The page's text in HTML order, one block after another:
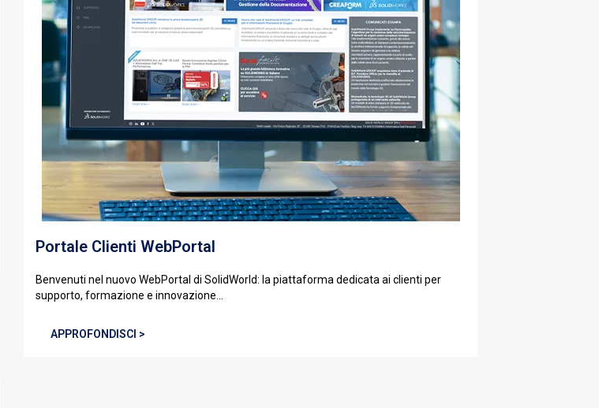
Portale Clienti WebPortal
Benvenuti nel nuovo WebPortal di SolidWorld: la piattaforma dedicata ai clienti per
supporto, formazione e innovazione...
APPROFONDISCI >